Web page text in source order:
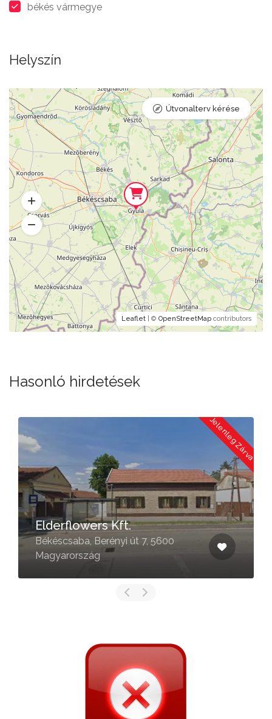
békés vármegye
Helyszín
Leaflet | © OpenStreetMap contributors
Útvonalterv kérése
Hasonló hirdetések
Jelenleg Zárva
Elderflowers Kft.
Békéscsaba, Berényi út 7, 5600
Magyarország